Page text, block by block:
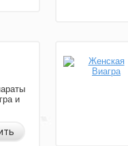
и